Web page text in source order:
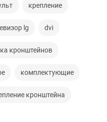
крепление
lg dvi
кронштейнов
комплектующие
кронштейна